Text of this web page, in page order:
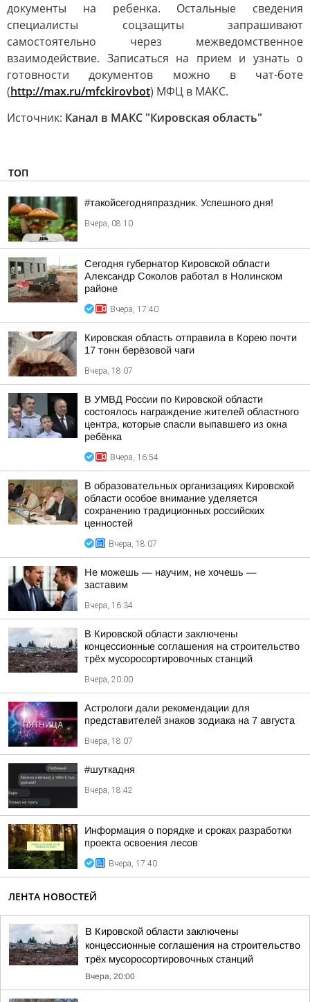
документы на ребенка. Остальные сведения
специалисты соцзащиты запрашивают
самостоятельно через межведомственное
взаимодействие. Записаться на прием и узнать о
готовности документов можно в чат-боте
(http://max.ru/mfckirovbot) МФЦ в МАКС.
Источник: Канал в МАКС "Кировская область"
ТОП
#такойсегодняпраздник. Успешного дня!
Вчера, 08:10
Сегодня губернатор Кировской области
Александр Соколов работал в Нолинском
районе
Вчера, 17:40
Кировская область отправила в Корею почти
17 тонн берёзовой чаги
Вчера, 18:07
В УМВД России по Кировской области
состоялось награждение жителей областного
центра, которые спасли выпавшего из окна
ребёнка
Вчера, 16:54
В образовательных организациях Кировской
области особое внимание уделяется
сохранению традиционных российских
ценностей
Вчера, 18:07
Не можешь — научим, не хочешь —
заставим
Вчера, 16:34
В Кировской области заключены
концессионные соглашения на строительство
трёх мусоросортировочных станций
Вчера, 20:00
Астрологи дали рекомендации для
представителей знаков зодиака на 7 августа
Вчера, 18:07
#шуткадня
Вчера, 18:42
Информация о порядке и сроках разработки
проекта освоения лесов
Вчера, 17:40
ЛЕНТА НОВОСТЕЙ
В Кировской области заключены
концессионные соглашения на строительство
трёх мусоросортировочных станций
Вчера, 20:00